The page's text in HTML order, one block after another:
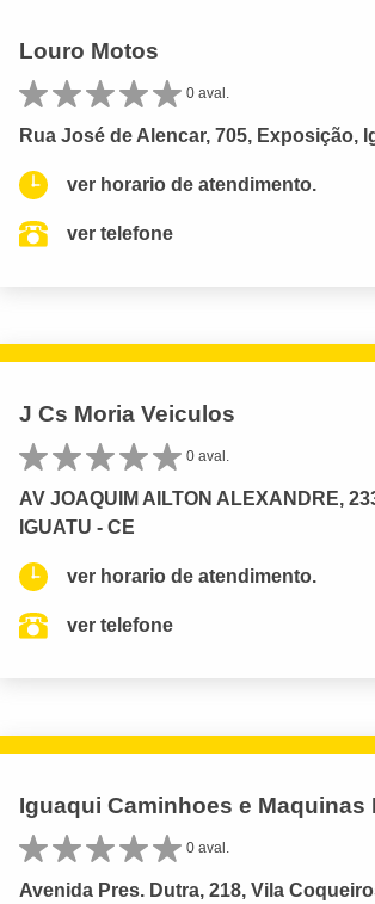
Louro Motos
0 aval.
Rua José de Alencar, 705, Exposição,
ver horario de atendimento.
ver telefone
J Cs Moria Veiculos
0 aval.
AV JOAQUIM AILTON ALEXANDRE,
IGUATU - CE
ver horario de atendimento.
ver telefone
Iguaqui Caminhoes e Maquinas
0 aval.
Avenida Pres. Dutra, 218, Vila